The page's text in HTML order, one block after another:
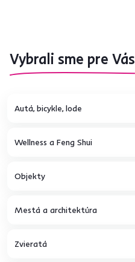
Vybrali sme pre Vás
Autá, bicykle, lode
Wellness a Feng Shui
Objekty
Mestá a architektúra
Zvieratá